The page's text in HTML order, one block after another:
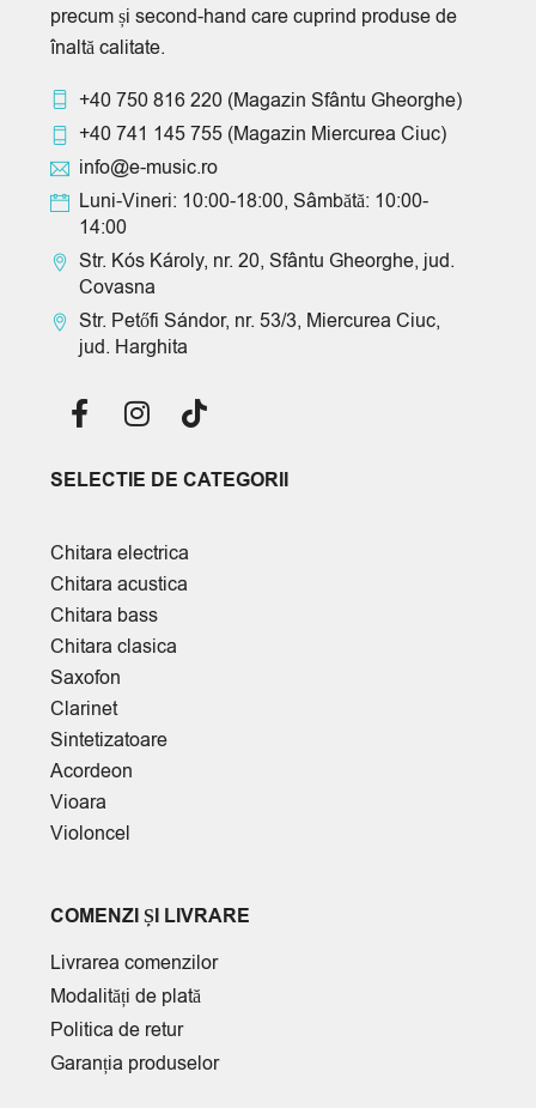
precum și second-hand care cuprind produse de
înaltă calitate.
+40 750 816 220 (Magazin Sfântu Gheorghe)
+40 741 145 755 (Magazin Miercurea Ciuc)
info@e-music.ro
Luni-Vineri: 10:00-18:00, Sâmbătă: 10:00-
14:00
Str. Kós Károly, nr. 20, Sfântu Gheorghe, jud.
Covasna
Str. Petőfi Sándor, nr. 53/3, Miercurea Ciuc,
jud. Harghita
SELECTIE DE CATEGORII
Chitara electrica
Chitara acustica
Chitara bass
Chitara clasica
Saxofon
Clarinet
Sintetizatoare
Acordeon
Vioara
Violoncel
COMENZI ȘI LIVRARE
Livrarea comenzilor
Modalități de plată
Politica de retur
Garanția produselor